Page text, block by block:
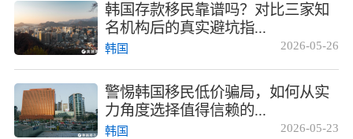
韩国存款移民靠谱吗？对比三家知
名机构后的真实避坑指...
2026-05-26
韩国
警惕韩国移民低价骗局，如何从实
力角度选择值得信赖的...
2026-05-23
韩国